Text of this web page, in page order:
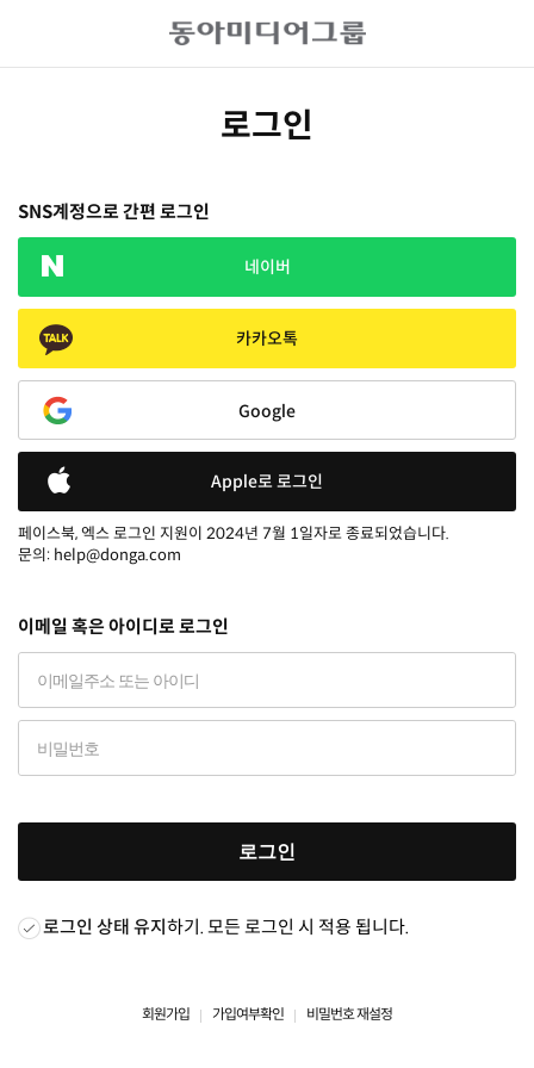
로그인
SNS계정으로 간편 로그인
네이버
카카오톡
Google
Apple로 로그인
페이스북, 엑스 로그인 지원이 2024년 7월 1일자로 종료되었습니다.
문의: help@donga.com
이메일 혹은 아이디로 로그인
로그인
로그인 상태 유지하기. 모든 로그인 시 적용 됩니다.
회원가입 가입여부확인 비밀번호 재설정